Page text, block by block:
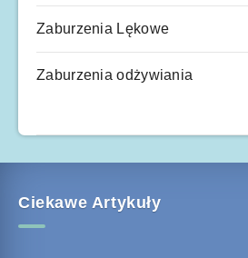
Zaburzenia Lękowe
Zaburzenia odżywiania
Ciekawe Artykuły